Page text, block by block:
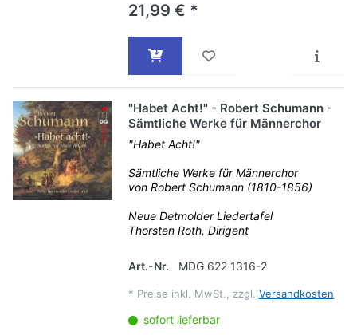
21,99 € *
"Habet Acht!" - Robert Schumann -
Sämtliche Werke für Männerchor
"Habet Acht!"
Sämtliche Werke für Männerchor
von Robert Schumann (1810-1856)
Neue Detmolder Liedertafel
Thorsten Roth, Dirigent
Art.-Nr. MDG 622 1316-2
* Preise inkl. MwSt., zzgl. Versandkosten
sofort lieferbar